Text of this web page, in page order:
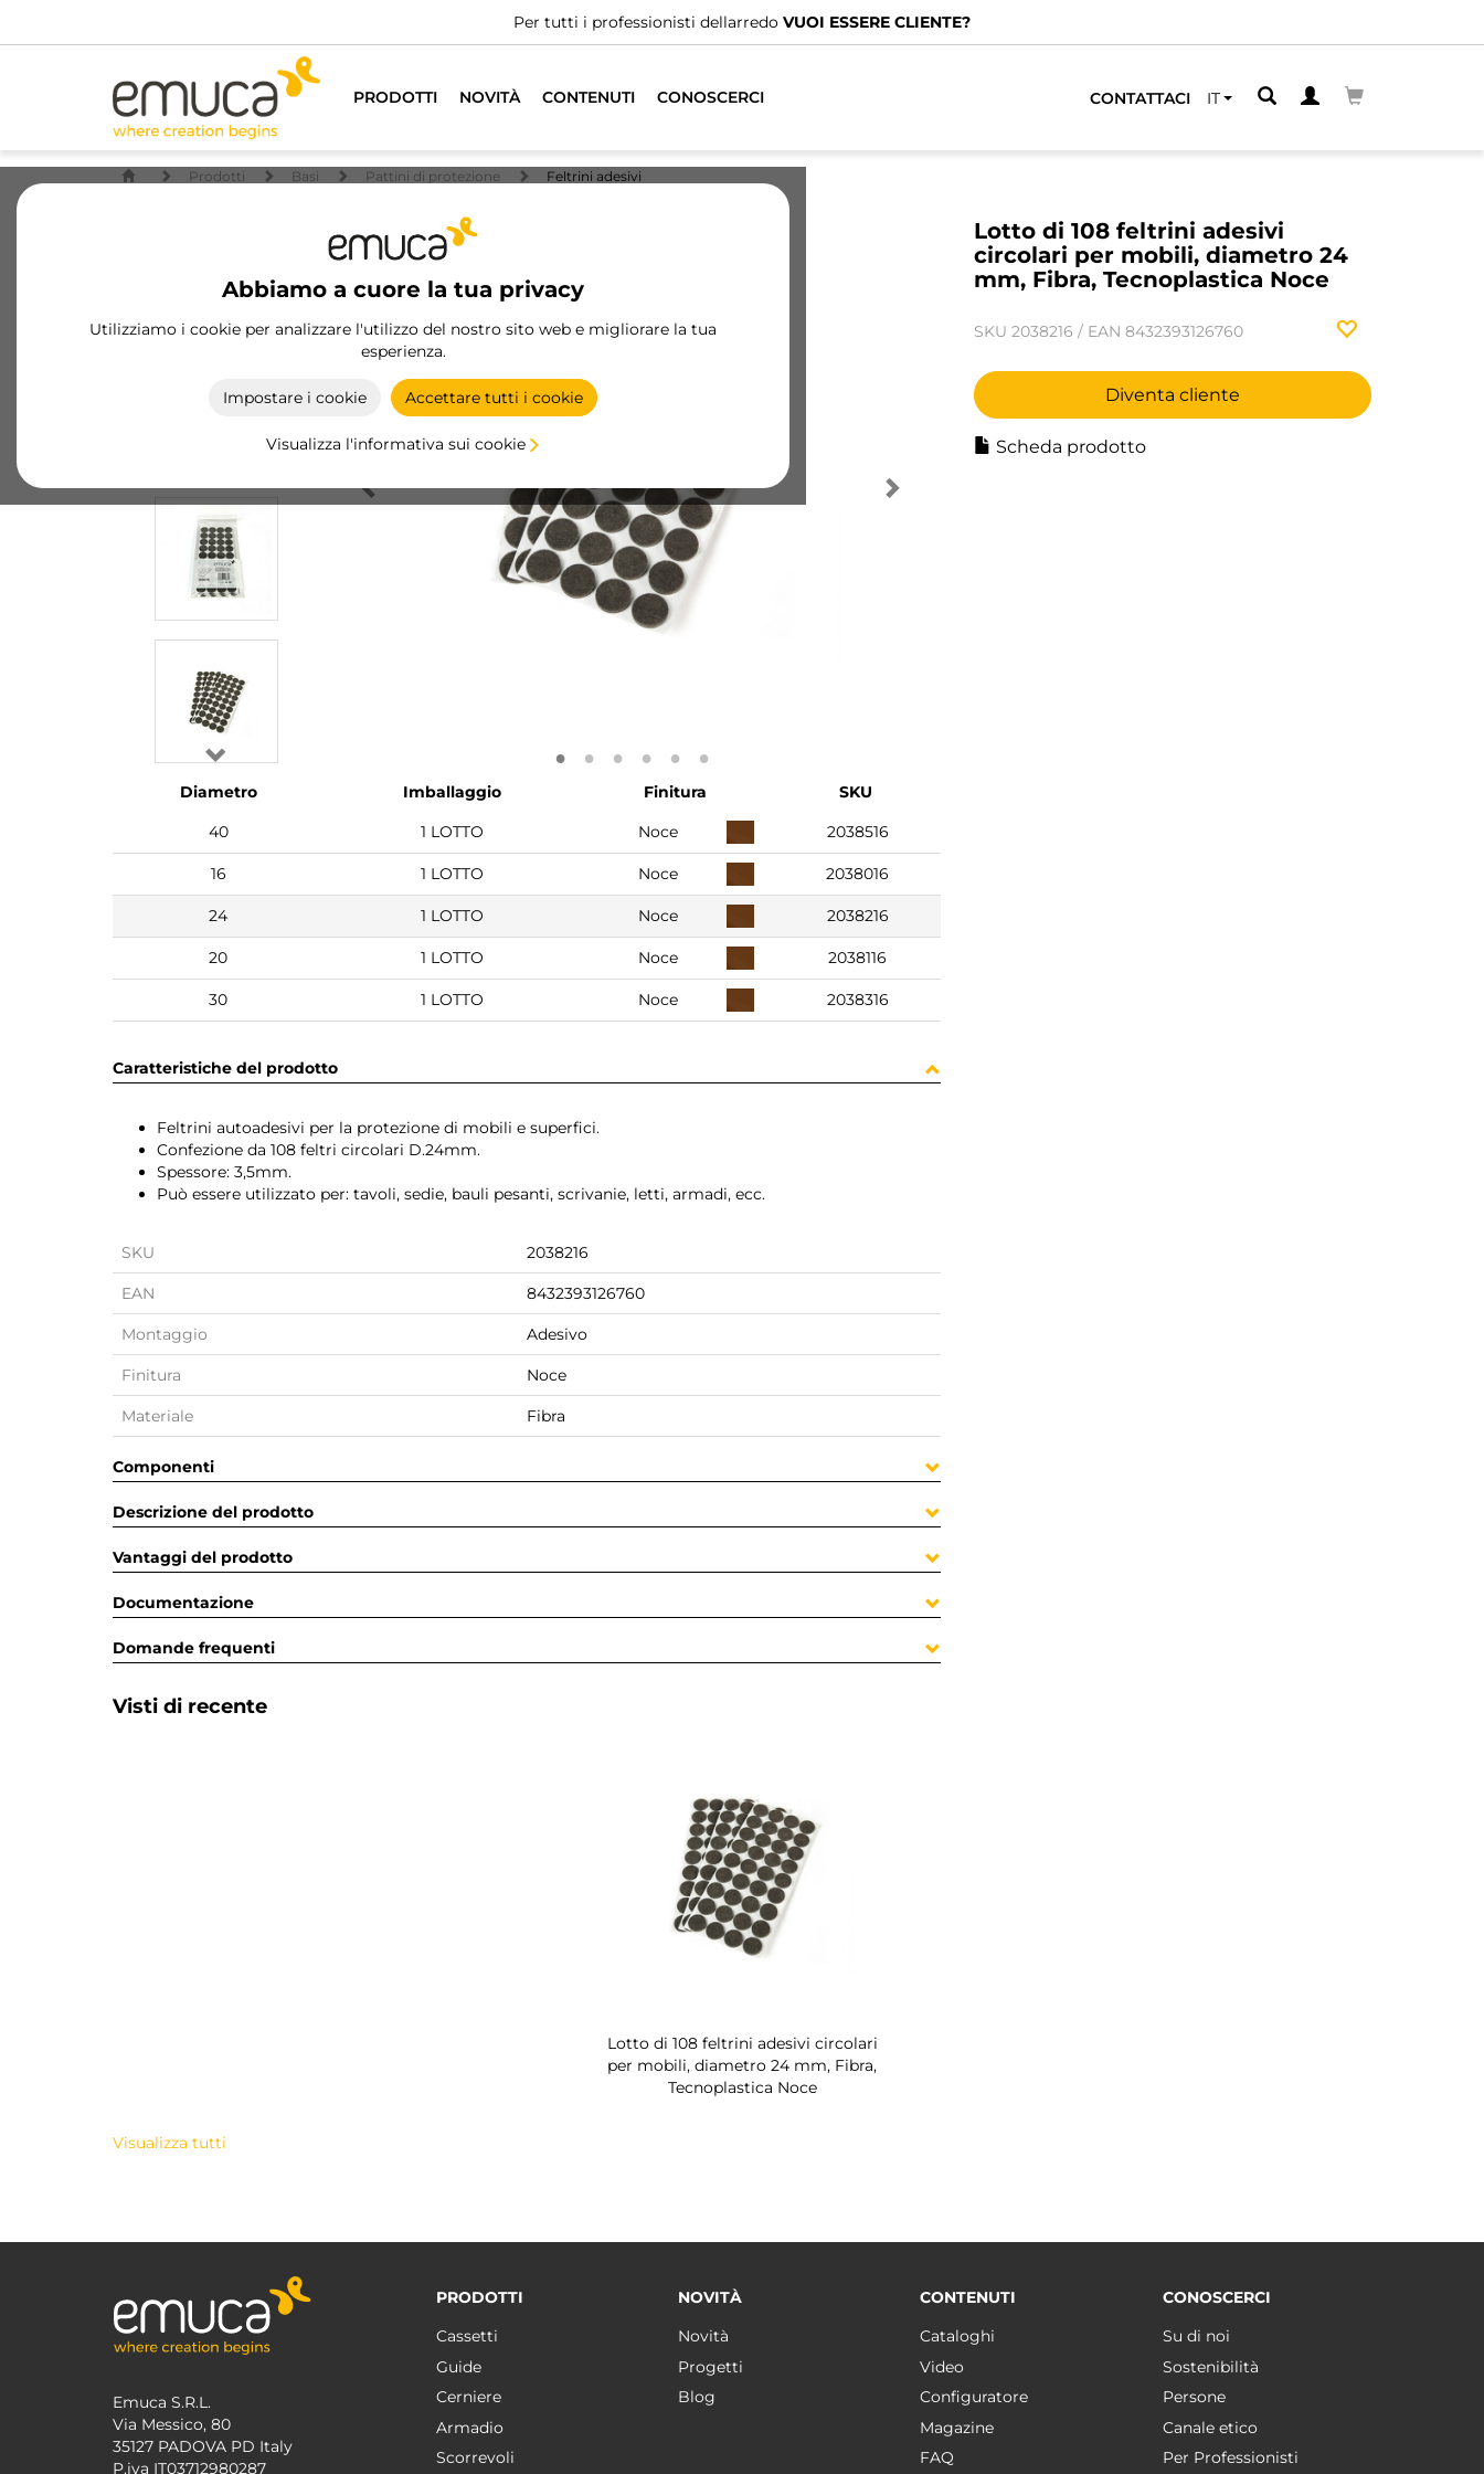
Per tutti i professionisti dellarredo VUOI ESSERE CLIENTE?
PRODOTTI NOVITÀ CONTENUTI CONOSCERCI CONTATTACI IT
Abbiamo a cuore la tua privacy
Utilizziamo i cookie per analizzare l'utilizzo del nostro sito web e migliorare la tua
esperienza.
Impostare i cookie Accettare tutti i cookie
Visualizza l'informativa sui cookie
Prodotti Basi Pattini di protezione Feltrini adesivi
Lotto di 108 feltrini adesivi
circolari per mobili, diametro 24
mm, Fibra, Tecnoplastica Noce
SKU 2038216 / EAN 8432393126760
Diventa cliente
Scheda prodotto
Diametro Imballaggio Finitura
SKU
40
1 LOTTO Noce 2038516
16 1 LOTTO Noce 2038016
24 1 LOTTO Noce 2038216
20 1 LOTTO Noce 2038116
30 1 LOTTO Noce 2038316
Caratteristiche del prodotto
Feltrini autoadesivi per la protezione di mobili e superfici.
Confezione da 108 feltri circolari D.24mm.
Spessore: 3,5mm.
Può essere utilizzato per: tavoli, sedie, bauli pesanti, scrivanie, letti, armadi, ecc.
SKU 2038216
EAN 8432393126760
Montaggio Adesivo
Finitura Noce
Materiale Fibra
Componenti
Descrizione del prodotto
Vantaggi del prodotto
Documentazione
Domande frequenti
Visti di recente
Lotto di 108 feltrini adesivi circolari
per mobili, diametro 24 mm, Fibra,
Tecnoplastica Noce
Visualizza tutti
Emuca S.R.L.
Via Messico, 80
35127 PADOVA PD Italy
P.iva IT03712980287
PRODOTTI
Cassetti
Guide
Cerniere
Armadio
Scorrevoli
NOVITÀ
Novità
Progetti
Blog
CONTENUTI
Cataloghi
Video
Configuratore
Magazine
FAQ
CONOSCERCI
Su di noi
Sostenibilità
Persone
Canale etico
Per Professionisti